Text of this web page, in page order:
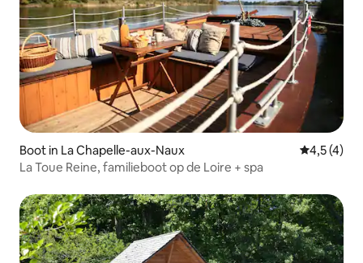
Boot in La Chapelle-aux-Naux
4,5 (4)
La Toue Reine, familieboot op de Loire + spa